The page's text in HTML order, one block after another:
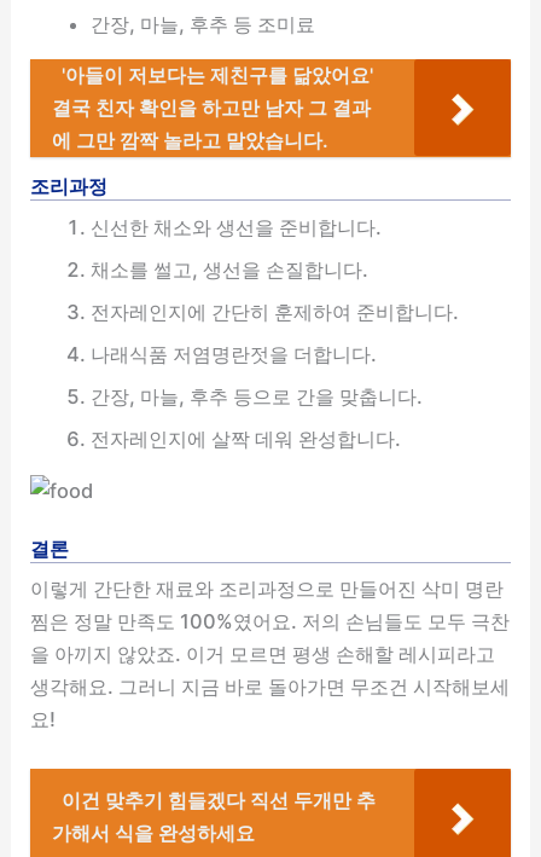
간장, 마늘, 후추 등 조미료
'아들이 저보다는 제친구를 닮았어요'
결국 친자 확인을 하고만 남자 그 결과
에 그만 깜짝 놀라고 말았습니다.
조리과정
신선한 채소와 생선을 준비합니다.
채소를 썰고, 생선을 손질합니다.
전자레인지에 간단히 훈제하여 준비합니다.
나래식품 저염명란젓을 더합니다.
간장, 마늘, 후추 등으로 간을 맞춥니다.
전자레인지에 살짝 데워 완성합니다.
결론
이렇게 간단한 재료와 조리과정으로 만들어진 삭미 명란
찜은 정말 만족도 100%였어요. 저의 손님들도 모두 극찬
을 아끼지 않았죠. 이거 모르면 평생 손해할 레시피라고
생각해요. 그러니 지금 바로 돌아가면 무조건 시작해보세
요!
이건 맞추기 힘들겠다 직선 두개만 추
가해서 식을 완성하세요